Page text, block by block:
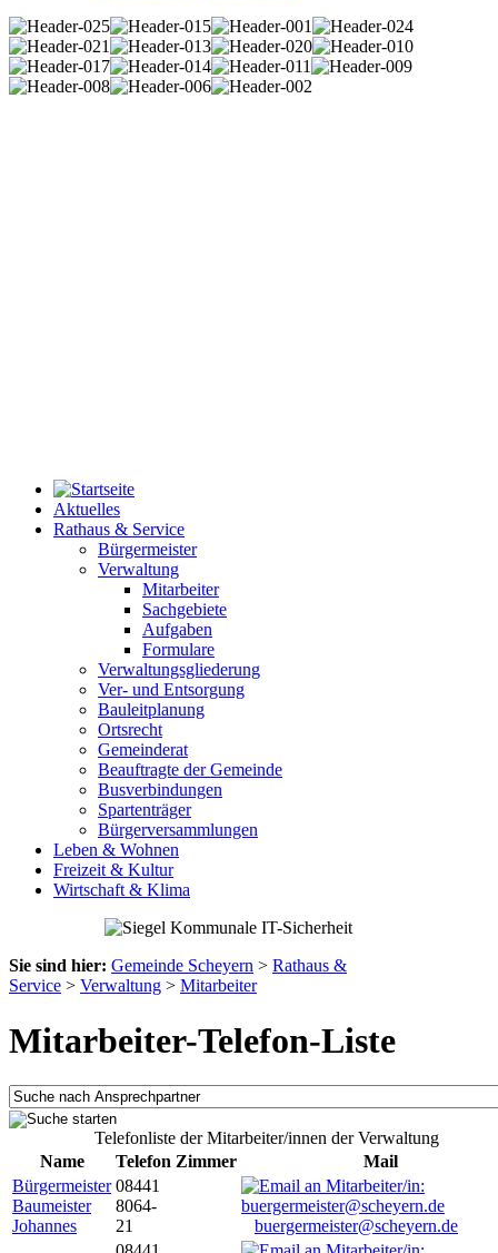
Aktuelles
Rathaus & Service
Bürgermeister
Verwaltung
Mitarbeiter
Sachgebiete
Aufgaben
Formulare
Verwaltungsgliederung
Ver- und Entsorgung
Bauleitplanung
Ortsrecht
Gemeinderat
Beauftragte der Gemeinde
Busverbindungen
Spartenträger
Bürgerversammlungen
Leben & Wohnen
Freizeit & Kultur
Wirtschaft & Klima
Sie sind hier: Gemeinde Scheyern > Rathaus &
Service > Verwaltung > Mitarbeiter
Mitarbeiter-Telefon-Liste
Telefonliste der Mitarbeiter/innen der Verwaltung
Name
Telefon Zimmer
Mail
Bürgermeister
Baumeister
Johannes
08441
8064-
21
buergermeister@scheyern.de